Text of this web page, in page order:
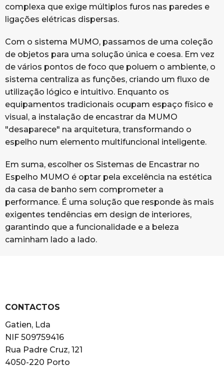
complexa que exige múltiplos furos nas paredes e
ligações elétricas dispersas.
Com o sistema MUMO, passamos de uma coleção
de objetos para uma solução única e coesa. Em vez
de vários pontos de foco que poluem o ambiente, o
sistema centraliza as funções, criando um fluxo de
utilização lógico e intuitivo. Enquanto os
equipamentos tradicionais ocupam espaço físico e
visual, a instalação de encastrar da MUMO
"desaparece" na arquitetura, transformando o
espelho num elemento multifuncional inteligente.
Em suma, escolher os Sistemas de Encastrar no
Espelho MUMO é optar pela excelência na estética
da casa de banho sem comprometer a
performance. É uma solução que responde às mais
exigentes tendências em design de interiores,
garantindo que a funcionalidade e a beleza
caminham lado a lado.
CONTACTOS
Gatien, Lda
NIF 509759416
Rua Padre Cruz, 121
4050-220 Porto